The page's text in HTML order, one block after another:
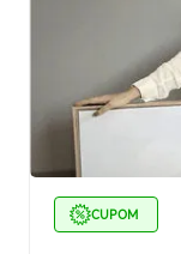
CUPOM